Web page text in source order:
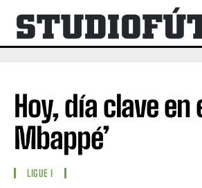
Hoy, día clave en
Mbappé’
LIGUE I